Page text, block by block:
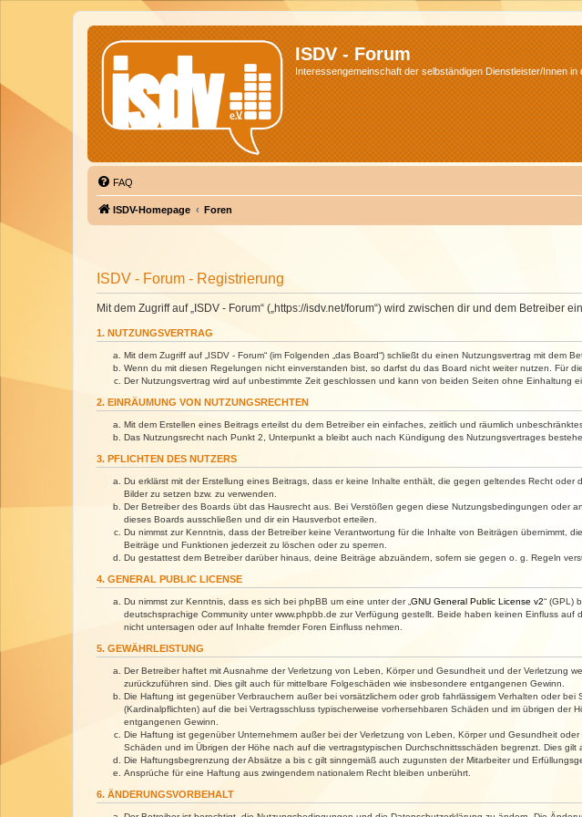
ISDV - Forum
Interessengemeinschaft der selbständigen Dienstleister/Innen in
FAQ
ISDV-Homepage Foren
ISDV - Forum - Registrierung
Mit dem Zugriff auf „ISDV - Forum“ („https://isdv.net/forum“) wird zwischen dir und dem Betreiber
1. NUTZUNGSVERTRAG
Mit dem Zugriff auf „ISDV - Forum“ (im Folgenden „das Board“) schließt du einen Nutzungsvertrag mit
Wenn du mit diesen Regelungen nicht einverstanden bist, so darfst du das Board nicht weiter nutzen. Für
Der Nutzungsvertrag wird auf unbestimmte Zeit geschlossen und kann von beiden Seiten ohne Einhaltung
2. EINRÄUMUNG VON NUTZUNGSRECHTEN
Mit dem Erstellen eines Beitrags erteilst du dem Betreiber ein einfaches, zeitlich und räumlich
Das Nutzungsrecht nach Punkt 2, Unterpunkt a bleibt auch nach Kündigung des Nutzungsvertrages
3. PFLICHTEN DES NUTZERS
Du erklärst mit der Erstellung eines Beitrags, dass er keine Inhalte enthält, die gegen geltendes Recht
Bilder zu setzen bzw. zu verwenden.
Der Betreiber des Boards übt das Hausrecht aus. Bei Verstößen gegen diese Nutzungsbedingungen oder
dieses Boards ausschließen und dir ein Hausverbot erteilen.
Du nimmst zur Kenntnis, dass der Betreiber keine Verantwortung für die Inhalte von Beiträgen übernimmt,
Beiträge und Funktionen jederzeit zu löschen oder zu sperren.
Du gestattest dem Betreiber darüber hinaus, deine Beiträge abzuändern, sofern sie gegen o. g. Regeln
4. GENERAL PUBLIC LICENSE
Du nimmst zur Kenntnis, dass es sich bei phpBB um eine unter der „ GNU General Public License v2“ (GPL)
deutschsprachige Community unter www.phpbb.de zur Verfügung gestellt. Beide haben keinen Einfluss
nicht untersagen oder auf Inhalte fremder Foren Einfluss nehmen.
5. GEWÄHRLEISTUNG
Der Betreiber haftet mit Ausnahme der Verletzung von Leben, Körper und Gesundheit und der Verletzung
zurückzuführen sind. Dies gilt auch für mittelbare Folgeschäden wie insbesondere entgangenen Gewinn.
Die Haftung ist gegenüber Verbrauchern außer bei vorsätzlichem oder grob fahrlässigem Verhalten oder
(Kardinalpflichten) auf die bei Vertragsschluss typischerweise vorhersehbaren Schäden und im übrigen
entgangenen Gewinn.
Die Haftung ist gegenüber Unternehmern außer bei der Verletzung von Leben, Körper und Gesundheit
Schäden und im Übrigen der Höhe nach auf die vertragstypischen Durchschnittsschäden begrenzt. Dies
Die Haftungsbegrenzung der Absätze a bis c gilt sinngemäß auch zugunsten der Mitarbeiter und
Ansprüche für eine Haftung aus zwingendem nationalem Recht bleiben unberührt.
6. ÄNDERUNGSVORBEHALT